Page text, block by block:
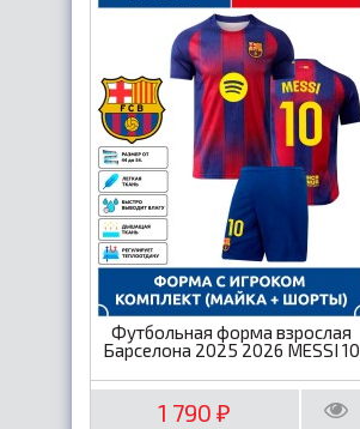
Футбольная форма взрослая
Барселона 2025 2026 MESSI 10
1 790₽